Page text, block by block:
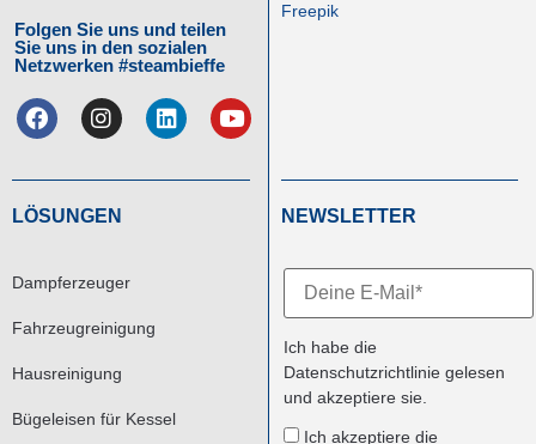
Folgen Sie uns und teilen
Sie uns in den sozialen
Netzwerken #steambieffe
Freepik
LÖSUNGEN
Dampferzeuger
Fahrzeugreinigung
Hausreinigung
Bügeleisen für Kessel
NEWSLETTER
Ich habe die
Datenschutzrichtlinie gelesen
und akzeptiere sie.
Ich akzeptiere die